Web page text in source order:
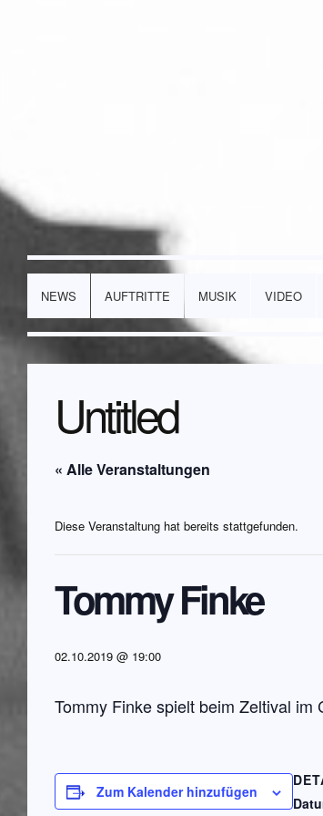
NEWS AUFTRITTE MUSIK VIDEO
Untitled
« Alle Veranstaltungen
Diese Veranstaltung hat bereits stattgefunden.
Tommy Finke
02.10.2019 @ 19:00
Tommy Finke spielt beim Zeltival
Zum Kalender hinzufügen